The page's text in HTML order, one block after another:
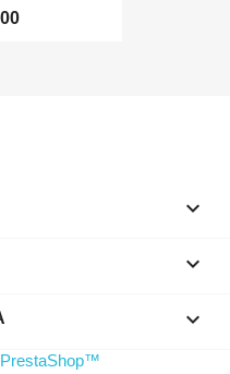


keyboard_arrow_down